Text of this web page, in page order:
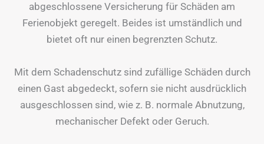
abgeschlossene Versicherung für Schäden am
Ferienobjekt geregelt. Beides ist umständlich und
bietet oft nur einen begrenzten Schutz.
Mit dem Schadenschutz sind zufällige Schäden durch
einen Gast abgedeckt, sofern sie nicht ausdrücklich
ausgeschlossen sind, wie z. B. normale Abnutzung,
mechanischer Defekt oder Geruch.